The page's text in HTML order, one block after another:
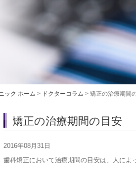
ック ホーム > ドクターコラム > 矯正の治療期間
矯正の治療期間の目安
2016年08月31日
歯科矯正において治療期間の目安は、人によ